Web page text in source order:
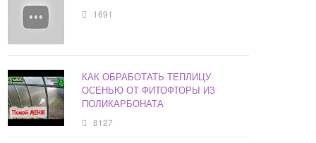
1691
КАК ОБРАБОТАТЬ ТЕПЛИЦУ
ОСЕНЬЮ ОТ ФИТОФТОРЫ ИЗ
ПОЛИКАРБОНАТА
8127